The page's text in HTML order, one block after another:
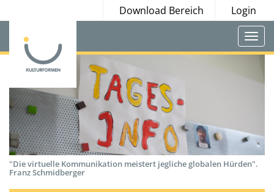
Download Bereich Login
"Die virtuelle Kommunikation meistert jegliche globalen Hürden".
Franz Schmidberger